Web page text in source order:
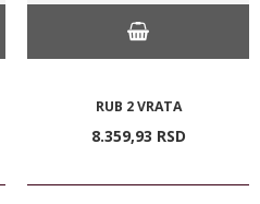
RUB 2 VRATA
8.359,93 RSD